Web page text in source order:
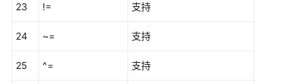
管
语
23 != 支持
24 ~= 支持
25 ^= 支持